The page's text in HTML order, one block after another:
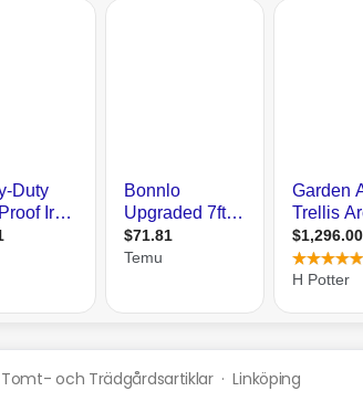
Tomt- och Trädgårdsartiklar·Linköping